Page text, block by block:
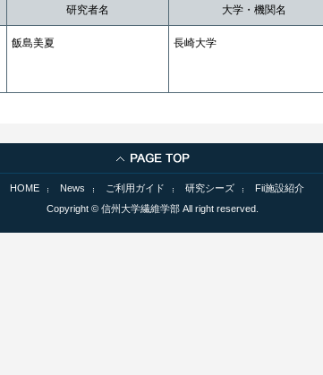
研究者名 大学・機関名
飯島美夏 長崎大学
HOME News ご利用ガイド 研究シーズ
Fii施設紹介
Copyright © 信州大学繊維学部 All right reserved.